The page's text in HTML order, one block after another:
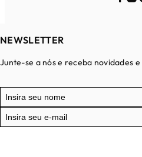
NEWSLETTER
Junte-se a nós e receba novidades